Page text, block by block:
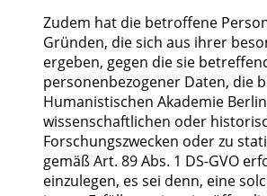
Zudem hat die betroffene
Gründen, die sich aus ihrer
ergeben, gegen die sie
personenbezogener Daten, die
Humanistischen Akademie
wissenschaftlichen oder
Forschungszwecken oder zu
gemäß Art. 89 Abs. 1 DS-GVO
einzulegen, es sei denn, eine